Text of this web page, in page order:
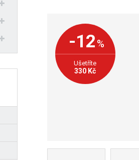
-12%
Ušetříte
330 Kč